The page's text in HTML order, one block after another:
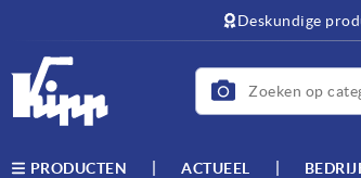
Deskundige
PRODUCTEN ACTUEEL